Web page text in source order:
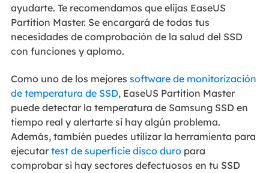
ayudarte. Te recomendamos que elijas EaseUS
Partition Master. Se encargará de todas tus
necesidades de comprobación de la salud del SSD
con funciones y aplomo.
Como uno de los mejores software de monitorización
de temperatura de SSD, EaseUS Partition Master
puede detectar la temperatura de Samsung SSD en
tiempo real y alertarte si hay algún problema.
Además, también puedes utilizar la herramienta para
ejecutar test de superficie disco duropara
comprobar si hay sectores defectuosos en tu SSD